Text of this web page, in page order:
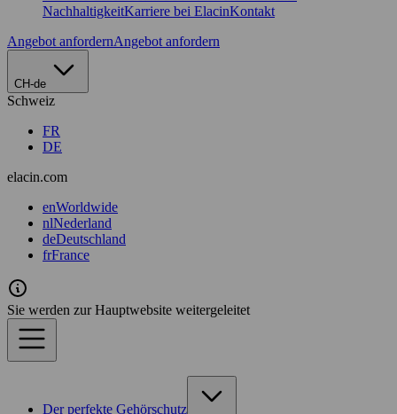
NachhaltigkeitKarriere bei ElacinKontakt
Angebot anfordernAngebot anfordern
CH-de
Schweiz
FR
DE
elacin.com
enWorldwide
nlNederland
deDeutschland
frFrance
Sie werden zur Hauptwebsite weitergeleitet
Der perfekte Gehörschutz